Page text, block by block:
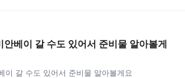
베이 갈 수도 있어서 준비물 알아볼게
이 갈 수도 있어서 준비물 알아볼게요